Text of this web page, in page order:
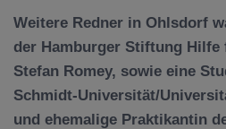
Weitere Redner in Ohlsdorf
der Hamburger Stiftung Hilfe
Stefan Romey, sowie eine
Schmidt-Universität/
und ehemalige Praktikantin